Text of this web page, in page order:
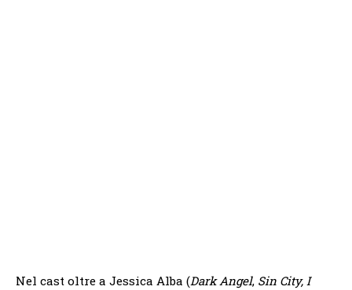
Nel cast oltre a Jessica Alba (Dark Angel, Sin City, I